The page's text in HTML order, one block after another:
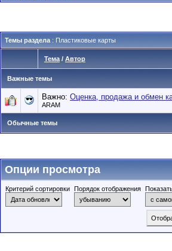
Темы раздела : Пластиковые карты
Тема / Автор
Важные темы
Важно: Оценка, продажа и обмен
ARAM
Обычные темы
Опции просмотра
Критерий сортировки Порядок отображения